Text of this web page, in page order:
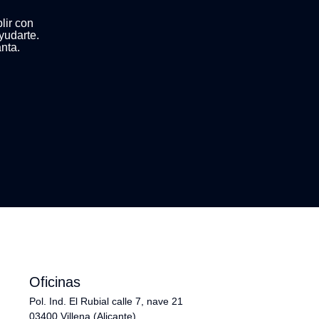
con
Oficinas
Pol. Ind. El Rubial calle 7, nave 21
03400 Villena (Alicante)